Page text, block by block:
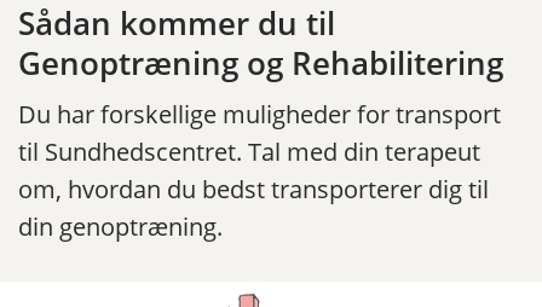
Sådan kommer du til
Genoptræning og Rehabilitering
Du har forskellige muligheder for transport
til Sundhedscentret. Tal med din terapeut
om, hvordan du bedst transporterer dig til
din genoptræning.